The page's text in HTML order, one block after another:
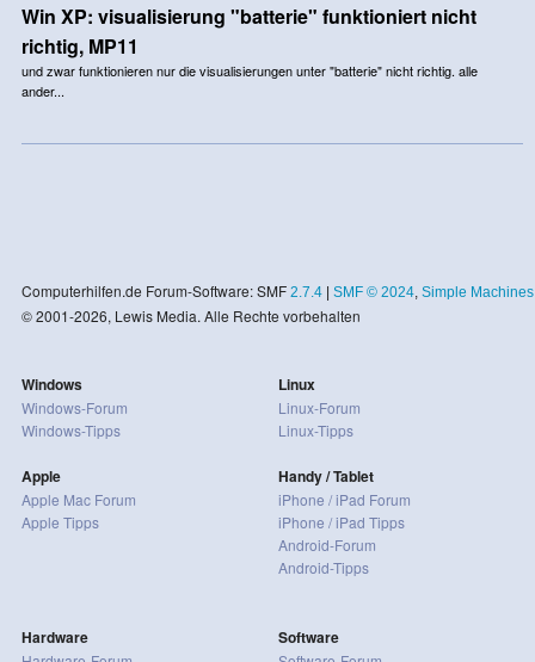
Win XP: visualisierung "batterie" funktioniert nicht
richtig, MP11
und zwar funktionieren nur die visualisierungen unter "batterie" nicht richtig. alle
ander...
Computerhilfen.de Forum-Software: SMF 2.7.4| SMF © 2024, Simple Machines
© 2001-2026, Lewis Media. Alle Rechte vorbehalten
Windows
Windows-Forum
Windows-Tipps
Apple
Apple Mac Forum
Apple Tipps
Linux
Linux-Forum
Linux-Tipps
Handy / Tablet
iPhone / iPad Forum
iPhone / iPad Tipps
Android-Forum
Android-Tipps
Hardware Software